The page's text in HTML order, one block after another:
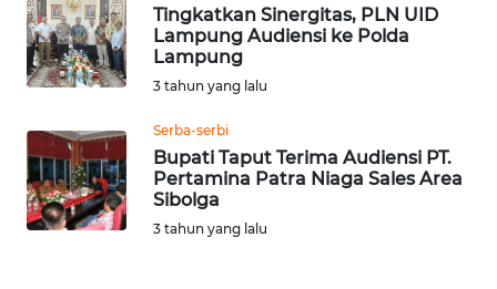
Tingkatkan Sinergitas, PLN UID
Lampung Audiensi ke Polda
Lampung
3 tahun yang lalu
Serba-serbi
Bupati Taput Terima Audiensi PT.
Pertamina Patra Niaga Sales Area
Sibolga
3 tahun yang lalu
NIAS
WN
LANGKAT
WN
TAPANULI
SELATAN